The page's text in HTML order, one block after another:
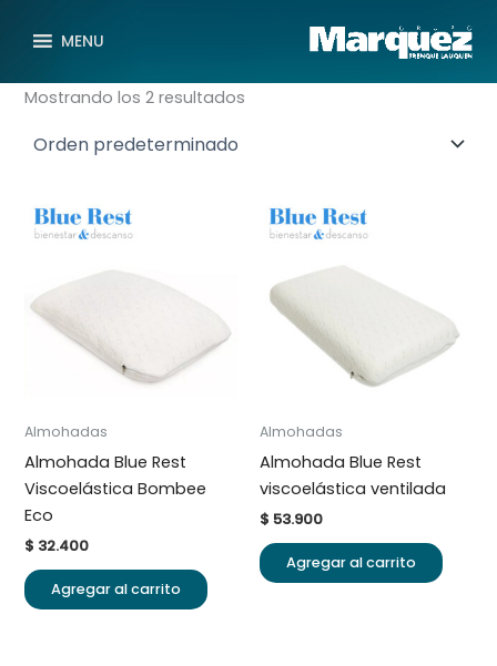
MENU
a
a
e
d
d
Mostrando los 2 resultados
Almohadas
Almohada Blue Rest
Viscoelástica Bombee
Eco
$ 32.400
Agregar al carrito
Almohadas
Almohada Blue Rest
viscoelástica ventilada
$ 53.900
Agregar al carrito